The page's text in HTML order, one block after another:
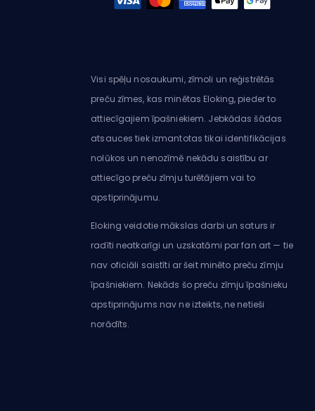
Visi spēļu nosaukumi, zīmoli un reģistrētās
preču zīmes, kas minētas Eloking, pieder to
attiecīgajiem īpašniekiem. Jebkādas šādas
atsauces tiek izmantotas tikai identifikācijas
nolūkos un nenozīmē nekādu saistību ar
attiecīgo preču zīmju turētājiem vai to
apstiprinājumu.
Eloking veidotie mākslas darbi un saturs ir
radīti neatkarīgi un uzskatāmi par fan art — tie
nav oficiāli saistīti ar šeit minēto preču zīmju
īpašniekiem. Nekāds šo preču zīmju īpašnieku
apstiprinājums nav ne izteikts, ne netieši
norādīts.